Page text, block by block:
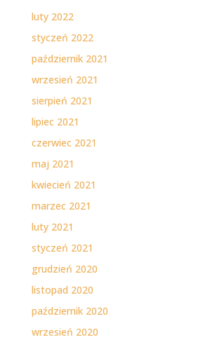
luty 2022
styczeń 2022
październik 2021
wrzesień 2021
sierpień 2021
lipiec 2021
czerwiec 2021
maj 2021
kwiecień 2021
marzec 2021
luty 2021
styczeń 2021
grudzień 2020
listopad 2020
październik 2020
wrzesień 2020